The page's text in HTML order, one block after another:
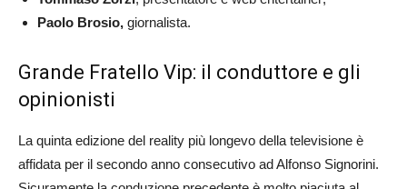
Paolo Brosio, giornalista.
Grande Fratello Vip: il conduttore e gli
opinionisti
La quinta edizione del reality più longevo della televisione è
affidata per il secondo anno consecutivo ad Alfonso Signorini.